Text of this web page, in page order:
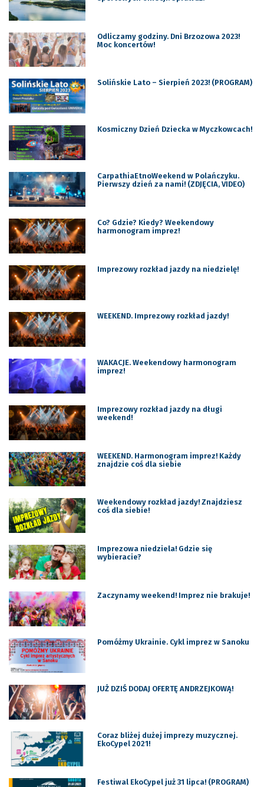
Odliczamy godziny. Dni Brzozowa 2023!
Moc koncertów!
Solińskie Lato – Sierpień 2023! (PROGRAM)
Kosmiczny Dzień Dziecka w Myczkowcach!
CarpathiaEtnoWeekend w Polańczyku.
Pierwszy dzień za nami! (ZDJĘCIA, VIDEO)
Co? Gdzie? Kiedy? Weekendowy
harmonogram imprez!
Imprezowy rozkład jazdy na niedzielę!
WEEKEND. Imprezowy rozkład jazdy!
WAKACJE. Weekendowy harmonogram
imprez!
Imprezowy rozkład jazdy na długi
weekend!
WEEKEND. Harmonogram imprez! Każdy
znajdzie coś dla siebie
Weekendowy rozkład jazdy! Znajdziesz
coś dla siebie!
Imprezowa niedziela! Gdzie się
wybieracie?
Zaczynamy weekend! Imprez nie brakuje!
Pomóżmy Ukrainie. Cykl imprez w Sanoku
JUŻ DZIŚ DODAJ OFERTĘ ANDRZEJKOWĄ!
Coraz bliżej dużej imprezy muzycznej.
EkoCypel 2021!
Festiwal EkoCypel już 31 lipca! (PROGRAM)